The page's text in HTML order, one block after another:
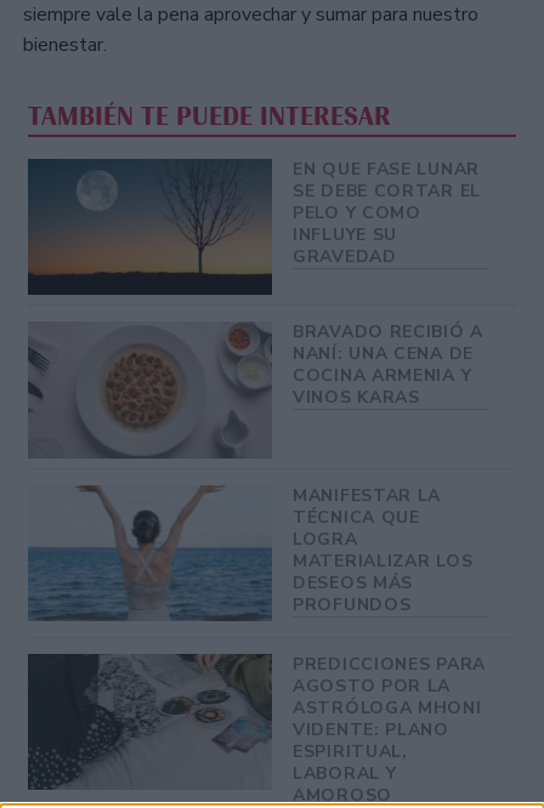
siempre vale la pena aprovechar y sumar para nuestro
bienestar.
TAMBIÉN TE PUEDE INTERESAR
EN QUE FASE LUNAR
SE DEBE CORTAR EL
PELO Y COMO
INFLUYE SU
GRAVEDAD
BRAVADO RECIBIÓ A
NANÍ: UNA CENA DE
COCINA ARMENIA Y
VINOS KARAS
MANIFESTAR LA
TÉCNICA QUE
LOGRA
MATERIALIZAR LOS
DESEOS MÁS
PROFUNDOS
PREDICCIONES PARA
AGOSTO POR LA
ASTRÓLOGA MHONI
VIDENTE: PLANO
ESPIRITUAL,
LABORAL Y
AMOROSO